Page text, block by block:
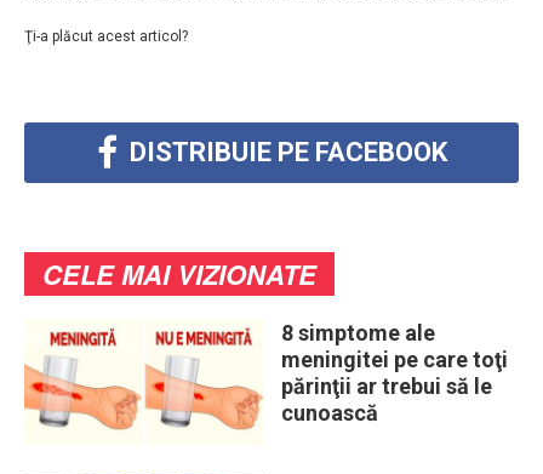
Ţi-a plăcut acest articol?
DISTRIBUIE PE FACEBOOK
CELE MAI VIZIONATE
8 simptome ale
meningitei pe care toţi
părinţii ar trebui să le
cunoască